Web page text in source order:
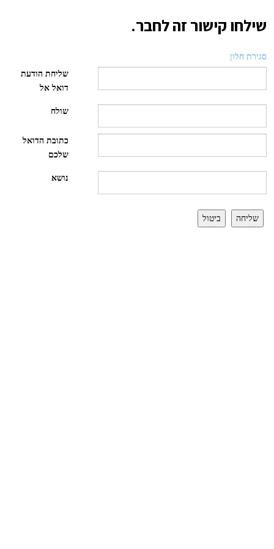
שילחו קישור זה לחבר.
סגירת חלון
שליחת הודעת
דואל אל
שולח
כתובת הדואל
שלכם
נושא
שליחה ביטול